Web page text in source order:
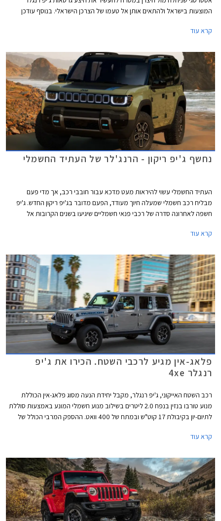
המוצעות בישראל ולהתאים אותן אל טעמו של הצרכן הישראלי. בנוסף עודכן
קרא עוד
נחשף ג'יפ ריקון - הרנג'לר של העתיד החשמלי
העתיד החשמלי עשוי להיראות מעט מדכא עבור חובבי רכב, אך מדי פעם
מבליח רכב חשמלי שמעלה חיוך מעודד, הפעם מדובר בג'יפ ריקון החדש. ג'יפ
חשפה לאחרונה סדרה של רכבי פנאי חשמליים שיגיעו בשנים הקרובות אל
ג'יפ ריקון שנראה כמו היורש של ג'יפ רנג'לר הקשוח. בשלב זה שלושת הדגמים
קרא עוד
פלאג-אין מגיע לרכבי השטח. הכירו את ג'יפ
רנגלר 4xe
רכב השטח האייקוני, ג'יפ רנגלר, מקבל יחידת הנעה מסוג פלאג-אין הכוללת
מנוע טורבו בנזין בנפח 2.0 ליטרים בשילוב מנוע חשמלי המונע באמצעות סוללת
לתיום-יון בקיבולת 17 קוט"ש ובמתח של 400 וואט. ההספק המרבי הכולל של
קרא עוד